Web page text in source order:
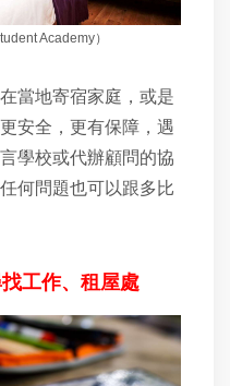
Academy）
當地寄宿家庭，或是
安全，更有保障，遇
學校或代辦顧問的協
何問題也可以跟多比
工作、租屋處